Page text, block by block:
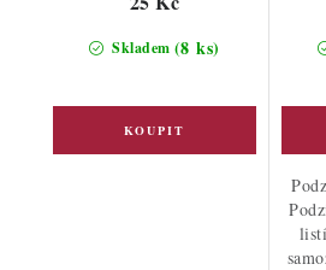
Skladem (8 ks)